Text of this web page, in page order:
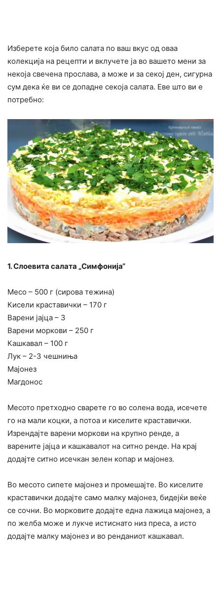
Изберете која било салата по ваш вкус од оваа
колекција на рецепти и вклучете ја во вашето мени за
некоја свечена прослава, а може и за секој ден, сигурна
сум дека ќе ви се допадне секоја салата. Еве што ви е
потребно:
1. Слоевита салата „Симфонија“
Месо – 500 г (сирова тежина)
Кисели краставички – 170 г
Варени јајца – 3
Варени моркови – 250 г
Кашкавал – 100 г
Лук – 2-3 чешниња
Мајонез
Магдонос
Месото претходно сварете го во солена вода, исечете
го на мали коцки, а потоа и киселите краставички.
Изрендајте варени моркови на крупно ренде, а
варените јајца и кашкавалот на ситно ренде. На крај
додајте ситно исечкан зелен копар и мајонез.
Во месото сипете мајонез и промешајте. Во киселите
краставички додајте само малку мајонез, бидејќи веќе
се сочни. Во морковите додајте една лажица мајонез, а
по желба може и лукче истиснато низ преса, а исто
додајте малку мајонез и во ренданиот кашкавал.